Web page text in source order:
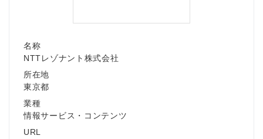
名称
NTTレゾナント株式会社
所在地
東京都
業種
情報サービス・コンテンツ
URL